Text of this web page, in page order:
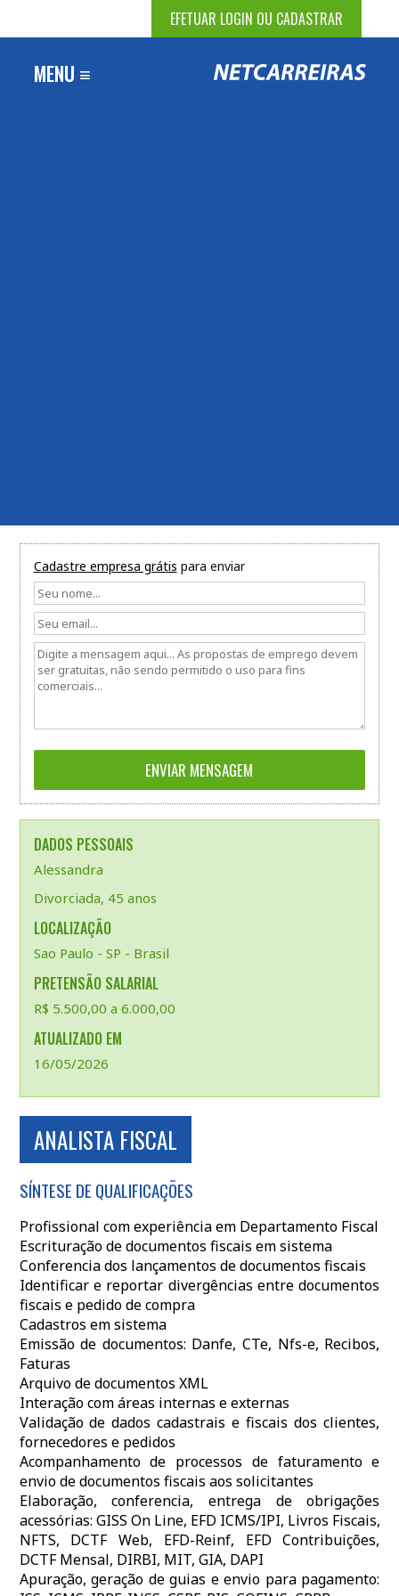
EFETUAR LOGIN OU CADASTRAR
MENU ≡
Cadastre empresa grátis para enviar
DADOS PESSOAIS
Alessandra
Divorciada, 45 anos
LOCALIZAÇÃO
Sao Paulo - SP - Brasil
PRETENSÃO SALARIAL
R$ 5.500,00 a 6.000,00
ATUALIZADO EM
16/05/2026
ANALISTA FISCAL
SÍNTESE DE QUALIFICAÇÕES
Profissional com experiência em Departamento Fiscal
Escrituração de documentos fiscais em sistema
Conferencia dos lançamentos de documentos fiscais
Identificar e reportar divergências entre documentos
fiscais e pedido de compra
Cadastros em sistema
Emissão de documentos: Danfe, CTe, Nfs-e, Recibos,
Faturas
Arquivo de documentos XML
Interação com áreas internas e externas
Validação de dados cadastrais e fiscais dos clientes,
fornecedores e pedidos
Acompanhamento de processos de faturamento e
envio de documentos fiscais aos solicitantes
Elaboração, conferencia, entrega de obrigações
acessórias: GISS On Line, EFD ICMS/IPI, Livros Fiscais,
NFTS, DCTF Web, EFD-Reinf, EFD Contribuições,
DCTF Mensal, DIRBI, MIT, GIA, DAPI
Apuração, geração de guias e envio para pagamento: